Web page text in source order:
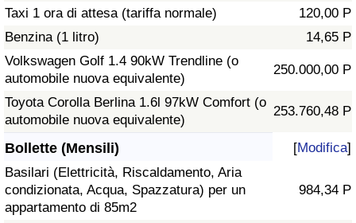
Taxi 1 ora di attesa (tariffa normale)
120,00 P
Benzina (1 litro)
14,65 P
Volkswagen Golf 1.4 90kW Trendline (o
automobile nuova equivalente)
250.000,00 P
Toyota Corolla Berlina 1.6l 97kW Comfort (o
automobile nuova equivalente)
253.760,48 P
Bollette (Mensili) [Modifica]
Basilari (Elettricità, Riscaldamento, Aria
condizionata, Acqua, Spazzatura) per un
appartamento di 85m2
984,34 P